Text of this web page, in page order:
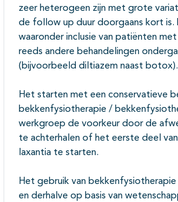
zeer heterogeen zijn met grote
de follow up duur doorgaans kort
waaronder inclusie van patiënten
reeds andere behandelingen
(bijvoorbeeld diltiazem naast botox).
Het starten met een conservatieve
bekkenfysiotherapie /
werkgroep de voorkeur door de
te achterhalen of het eerste deel
laxantia te starten.
Het gebruik van
en derhalve op basis van